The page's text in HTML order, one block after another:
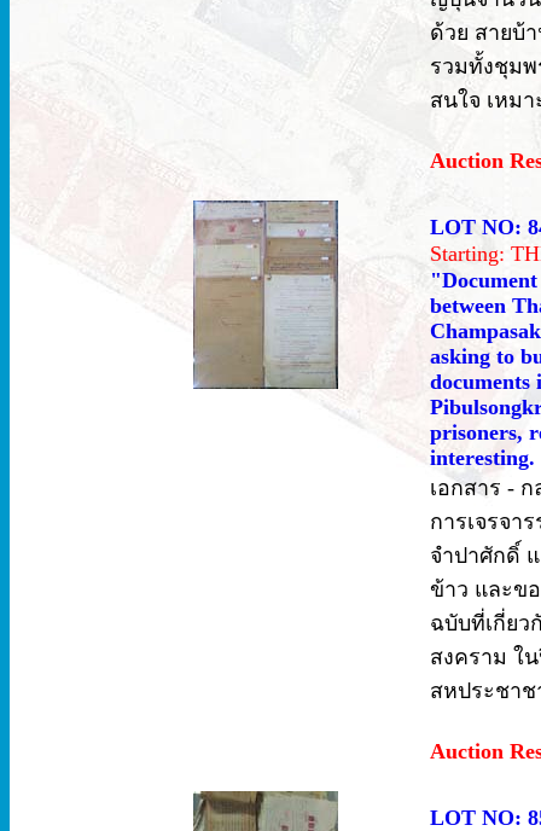
ด้วย สายบ้
รวมทั้งชุมพ
สนใจ เหม
Auction
LOT NO:
Starting:
between
asking to
documents
prisoners,
เอกสาร -
การเจรจา
จำปาศักดิ์
ข้าว และข
ฉบับที่เกี่ยว
สงคราม ใ
สหประชาช
Auction
LOT NO: